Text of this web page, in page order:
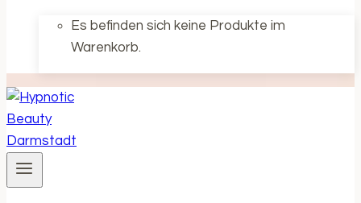
Es befinden sich keine Produkte im
Warenkorb.